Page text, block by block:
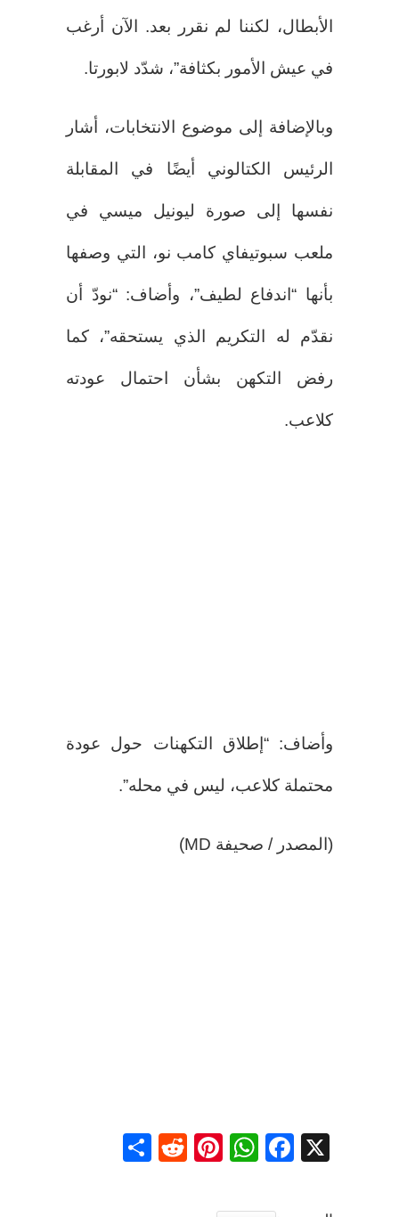
الأبطال، لكننا لم نقرر بعد. الآن أرغب
في عيش الأمور بكثافة”، شدّد لابورتا.
وبالإضافة إلى موضوع الانتخابات، أشار
الرئيس الكتالوني أيضًا في المقابلة
نفسها إلى صورة ليونيل ميسي في
ملعب سبوتيفاي كامب نو، التي وصفها
بأنها “اندفاع لطيف”، وأضاف: “نودّ أن
نقدّم له التكريم الذي يستحقه”، كما
رفض التكهن بشأن احتمال عودته
كلاعب.
وأضاف: “إطلاق التكهنات حول عودة
محتملة كلاعب، ليس في محله”.
(المصدر / صحيفة MD)
X
Facebook
WhatsApp
Pinterest
Reddit